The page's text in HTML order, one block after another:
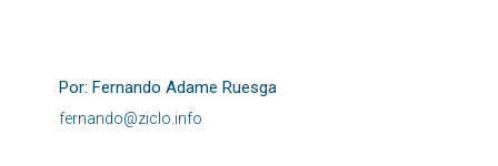
Por: Fernando Adame Ruesga
fernando@ziclo.info